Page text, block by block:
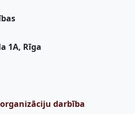
1A, Rīga
darbība